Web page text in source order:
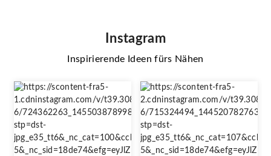
Instagram
Inspirierende Ideen fürs Nähen